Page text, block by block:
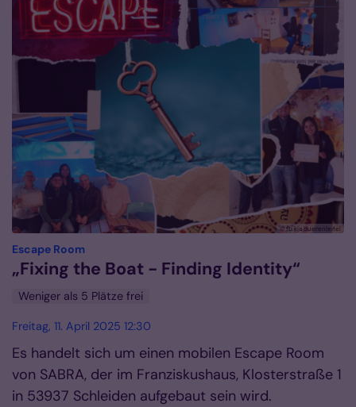
© fb kja dueren|eifel
Escape Room:
„Fixing the Boat - Finding Identity“
Weniger als 5 Plätze frei
Freitag, 11. April 2025 12:30
Es handelt sich um einen mobilen Escape Room
von SABRA, der im Franziskushaus, Klosterstraße 1
in 53937 Schleiden aufgebaut sein wird.